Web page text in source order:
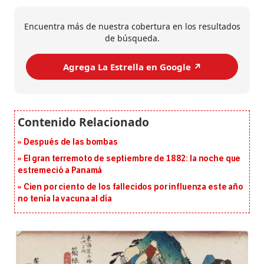
Encuentra más de nuestra cobertura en los resultados
de búsqueda.
Agrega La Estrella en Google ↗️
Después de las bombas
El gran terremoto de septiembre de 1882: la noche que
estremeció a Panamá
Cien por ciento de los fallecidos por influenza este año
no tenía la vacuna al día